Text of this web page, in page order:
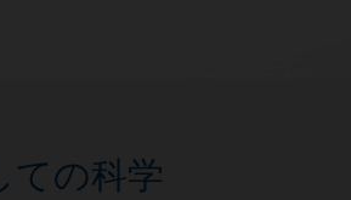
ての科学